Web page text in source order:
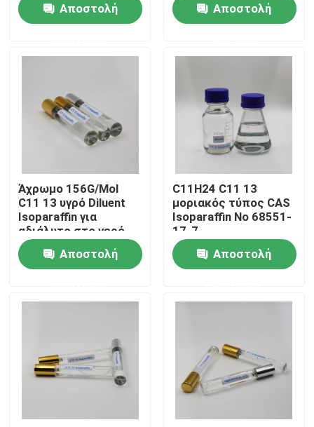
Σπίτι
βίντεο
Γύρος εργοστασίων
Ποιοτικός έλεγχος
Περιπτώσεις
Ρευστό Isoparaffin
Αποστολή
Αποστολή
Άχρωμο 156G/Mol
C11 13 υγρό Diluent
Isoparaffin για
αδιάλυτο στο νερό
Αποστολή
C11H24 C11 13
μοριακός τύπος CAS
Isoparaffin Νο 68551-
17-7
Αποστολή